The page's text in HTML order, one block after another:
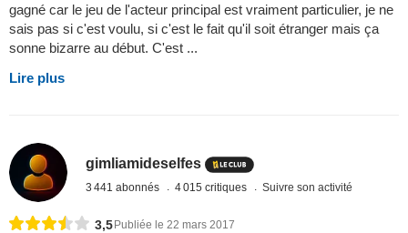
gagné car le jeu de l'acteur principal est vraiment particulier, je ne
sais pas si c'est voulu, si c'est le fait qu'il soit étranger mais ça
sonne bizarre au début. C'est ...
Lire plus
gimliamideselfes
3 441 abonnés 4 015 critiques Suivre son activité
3,5Publiée le 22 mars 2017